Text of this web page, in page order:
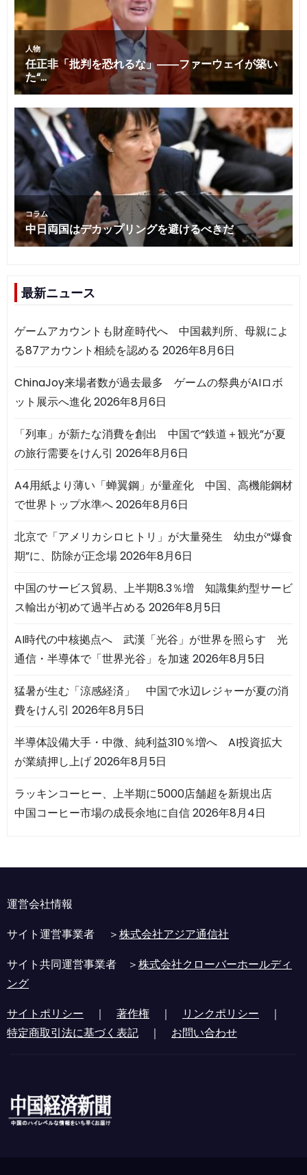
最新ニュース
ゲームアカウントも財産時代へ 中国裁判所、母親によ
る87アカウント相続を認める 2026年8月6日
ChinaJoy来場者数が過去最多 ゲームの祭典がAIロボ
ット展示へ進化2026年8月6日
「列車」が新たな消費を創出 中国で“鉄道＋観光”が夏
の旅行需要をけん引 2026年8月6日
A4用紙より薄い「蝉翼鋼」が量産化 中国、高機能鋼材
で世界トップ水準へ2026年8月6日
北京で「アメリカシロヒトリ」が大量発生 幼虫が“爆食
期”に、防除が正念場2026年8月6日
中国のサービス貿易、上半期8.3％増 知識集約型サービ
ス輸出が初めて過半占める 2026年8月5日
AI時代の中核拠点へ 武漢「光谷」が世界を照らす 光
通信・半導体で「世界光谷」を加速 2026年8月5日
猛暑が生む「涼感経済」 中国で水辺レジャーが夏の消
費をけん引 2026年8月5日
半導体設備大手・中微、純利益310％増へ AI投資拡大
が業績押し上げ2026年8月5日
ラッキンコーヒー、上半期に5000店舗超を新規出店
中国コーヒー市場の成長余地に自信2026年8月4日
運営会社情報
サイト運営事業者 ＞株式会社アジア通信社
サイト共同運営事業者 ＞株式会社クローバーホールディ
ング
サイトポリシー ｜ 著作権 ｜ リンクポリシー ｜
特定商取引法に基づく表記 ｜ お問い合わせ